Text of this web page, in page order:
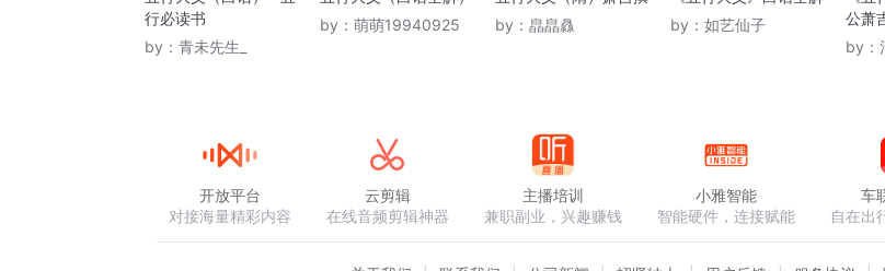
行必读书
by： 青未先生_
by： 萌萌19940925
by： 皛皛灥
by： 如艺仙子
公萧
by：
开放平台
对接海量精彩内容
云剪辑
在线音频剪辑神器
主播培训
兼职副业，兴趣赚钱
小雅智能
智能硬件，连接赋能
车
自在出